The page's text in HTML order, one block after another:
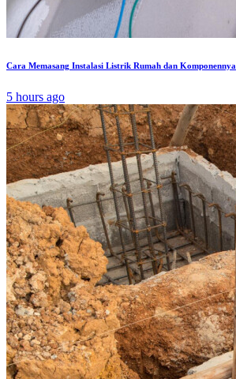
Cara Memasang Instalasi Listrik Rumah dan Komponennya
5 hours ago